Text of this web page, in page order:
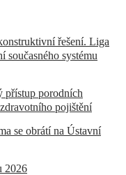
řešení. Liga
současného systému
přístup porodních
pojištění
se obrátí na Ústavní
2026